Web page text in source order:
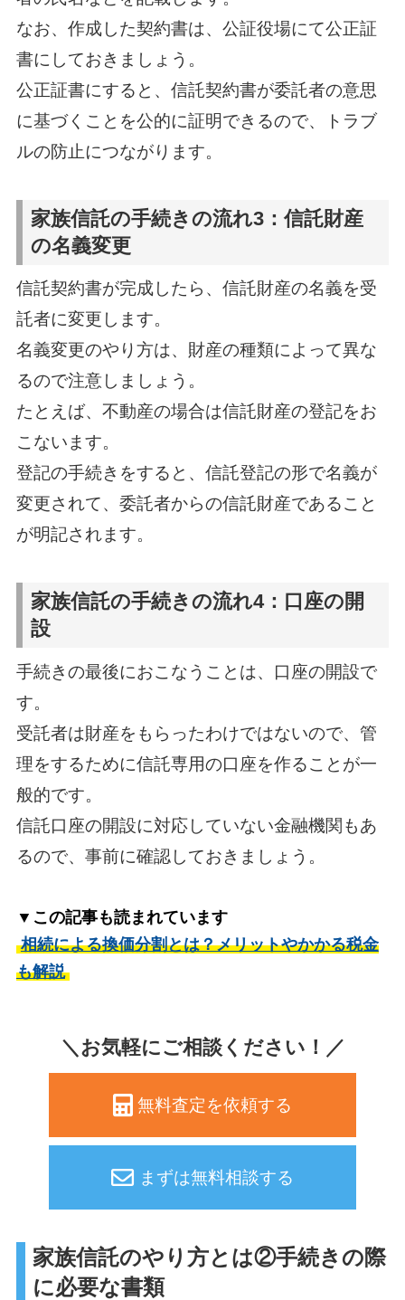
なお、作成した契約書は、公証役場にて公正証
書にしておきましょう。
公正証書にすると、信託契約書が委託者の意思
に基づくことを公的に証明できるので、トラブ
ルの防止につながります。
家族信託の手続きの流れ3：信託財産
の名義変更
信託契約書が完成したら、信託財産の名義を受
託者に変更します。
名義変更のやり方は、財産の種類によって異な
るので注意しましょう。
たとえば、不動産の場合は信託財産の登記をお
こないます。
登記の手続きをすると、信託登記の形で名義が
変更されて、委託者からの信託財産であること
が明記されます。
家族信託の手続きの流れ4：口座の開
設
手続きの最後におこなうことは、口座の開設で
す。
受託者は財産をもらったわけではないので、管
理をするために信託専用の口座を作ることが一
般的です。
信託口座の開設に対応していない金融機関もあ
るので、事前に確認しておきましょう。
▼この記事も読まれています
相続による換価分割とは？メリットやかかる税金
も解説
＼お気軽にご相談ください！／
無料査定を依頼する
まずは無料相談する
家族信託のやり方とは②手続きの際
に必要な書類